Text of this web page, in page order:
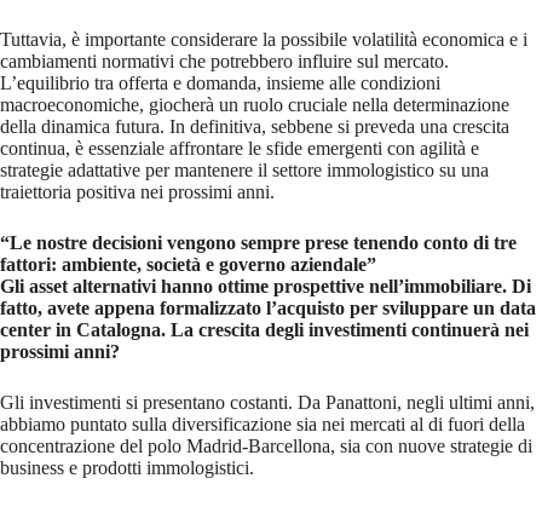
Tuttavia, è importante considerare la possibile volatilità economica e i
cambiamenti normativi che potrebbero influire sul mercato.
L’equilibrio tra offerta e domanda, insieme alle condizioni
macroeconomiche, giocherà un ruolo cruciale nella determinazione
della dinamica futura. In definitiva, sebbene si preveda una crescita
continua, è essenziale affrontare le sfide emergenti con agilità e
strategie adattative per mantenere il settore immologistico su una
traiettoria positiva nei prossimi anni.
“Le nostre decisioni vengono sempre prese tenendo conto di tre
fattori: ambiente, società e governo aziendale”
Gli asset alternativi hanno ottime prospettive nell’immobiliare. Di
fatto, avete appena formalizzato l’acquisto per sviluppare un data
center in Catalogna. La crescita degli investimenti continuerà nei
prossimi anni?
Gli investimenti si presentano costanti. Da Panattoni, negli ultimi anni,
abbiamo puntato sulla diversificazione sia nei mercati al di fuori della
concentrazione del polo Madrid-Barcellona, sia con nuove strategie di
business e prodotti immologistici.